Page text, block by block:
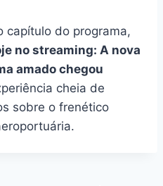
capítulo do programa,
no streaming: A nova
amado chegou
cheia de
sobre o frenético